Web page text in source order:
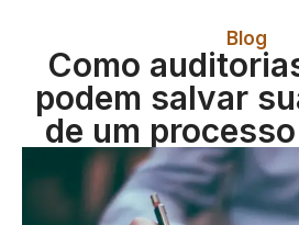
Blog
Como
podem salvar
de um